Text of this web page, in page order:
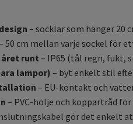
– socklar som hänger 20
50 cm mellan varje sockel för
runt – IP65 (tål regn, fukt,
lampor) – byt enkelt stil
– EU-kontakt och
– PVC-hölje och koppartråd
gör det enkelt